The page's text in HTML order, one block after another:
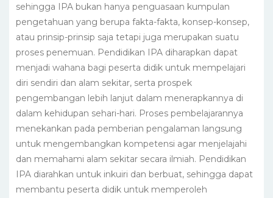
sehingga IPA bukan hanya penguasaan kumpulan
pengetahuan yang berupa fakta-fakta, konsep-konsep,
atau prinsip-prinsip saja tetapi juga merupakan suatu
proses penemuan. Pendidikan IPA diharapkan dapat
menjadi wahana bagi peserta didik untuk mempelajari
diri sendiri dan alam sekitar, serta prospek
pengembangan lebih lanjut dalam menerapkannya di
dalam kehidupan sehari-hari. Proses pembelajarannya
menekankan pada pemberian pengalaman langsung
untuk mengembangkan kompetensi agar menjelajahi
dan memahami alam sekitar secara ilmiah. Pendidikan
IPA diarahkan untuk inkuiri dan berbuat, sehingga dapat
membantu peserta didik untuk memperoleh